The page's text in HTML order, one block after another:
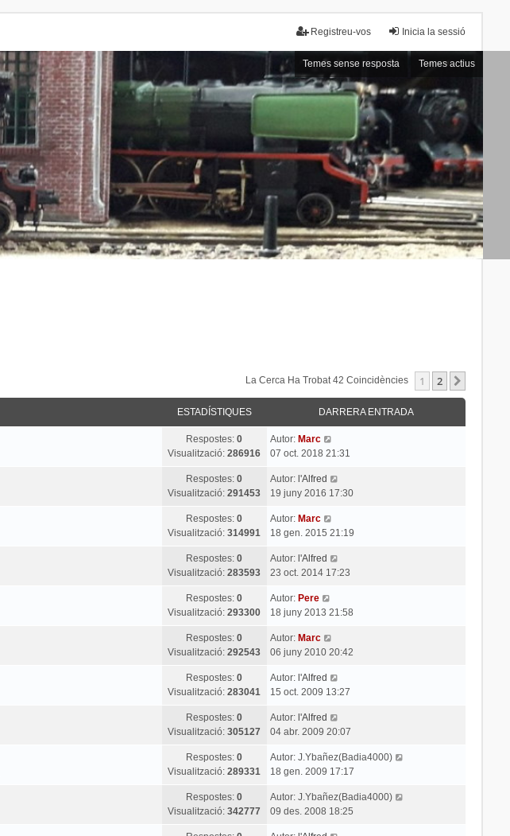
Inicia la sessió
Registreu-vos
Temes sense resposta Temes actius
La Cerca Ha Trobat 42 Coincidències 1 2
ESTADÍSTIQUES DARRERA ENTRADA
Respostes:0
Visualització:286916
Autor: Marc
07 oct. 2018 21:31
Respostes:0
Visualització:291453
Autor: l'Alfred
19 juny 2016 17:30
Respostes:0
Visualització:314991
Autor: Marc
18 gen. 2015 21:19
Respostes:0
Visualització:283593
Autor: l'Alfred
23 oct. 2014 17:23
Respostes:0
Visualització:293300
Autor: Pere
18 juny 2013 21:58
Respostes:0
Visualització:292543
Autor: Marc
06 juny 2010 20:42
Respostes:0
Visualització:283041
Autor: l'Alfred
15 oct. 2009 13:27
Respostes:0
Visualització:305127
Autor: l'Alfred
04 abr. 2009 20:07
Respostes:0
Visualització:289331
Autor: J.Ybañez(Badia4000)
18 gen. 2009 17:17
Respostes:0
Visualització:342777
Autor: J.Ybañez(Badia4000)
09 des. 2008 18:25